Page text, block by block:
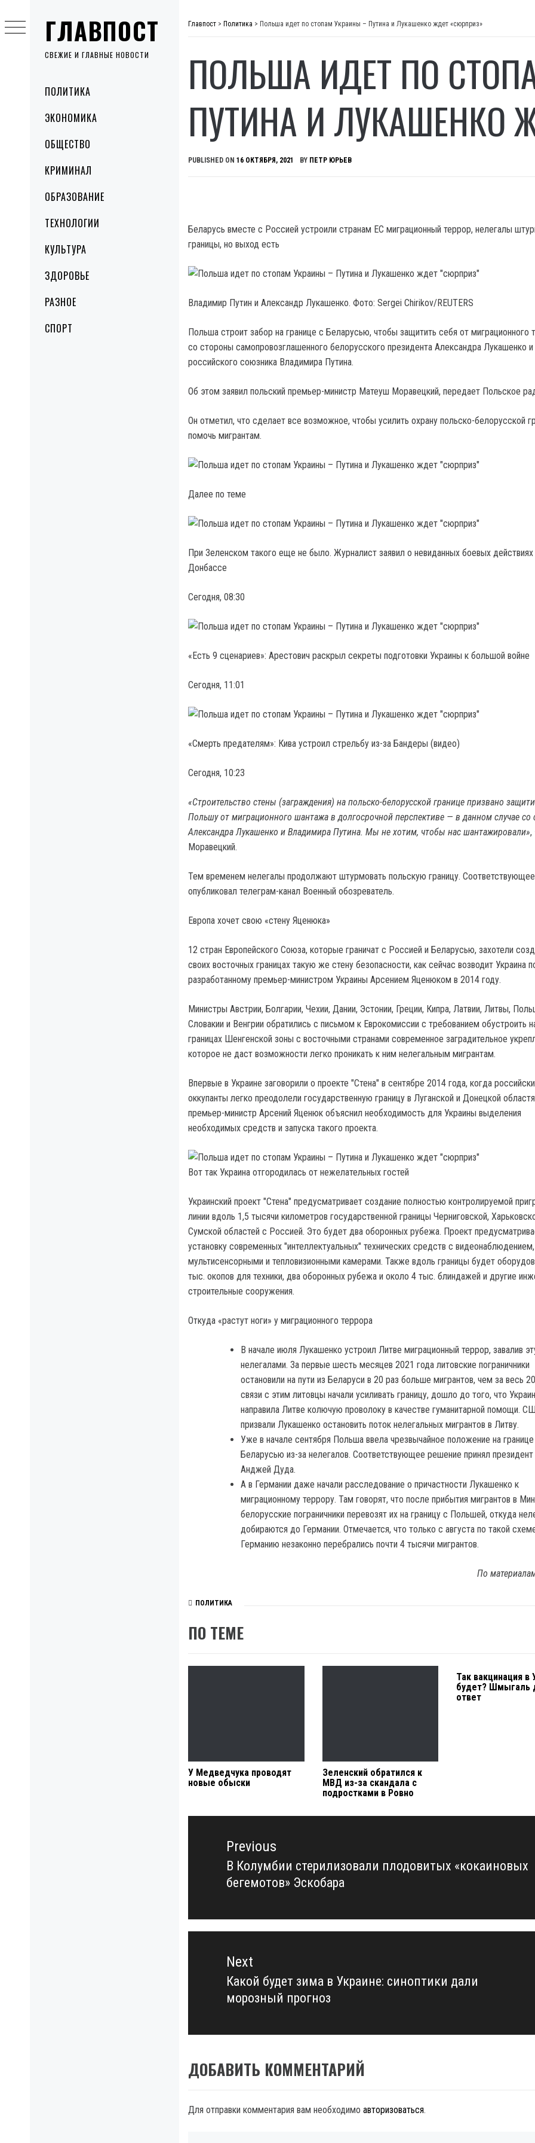
ГЛАВПОСТ
СВЕЖИЕ И ГЛАВНЫЕ НОВОСТИ
MenuПОЛИТИКА
ЭКОНОМИКА
ОБЩЕСТВО
КРИМИНАЛ
ОБРАЗОВАНИЕ
ТЕХНОЛОГИИ
КУЛЬТУРА
ЗДОРОВЬЕ
РАЗНОЕ
СПОРТ
to
content
Главпост > Политика > Польша идет по стопам Украины – Путина и Лукашенко ждет «сюрприз»
ПОЛЬША ИДЕТ ПО
ПУТИНА И ЛУКАШЕНКО
PUBLISHED ON 16 ОКТЯБРЯ, 2021 BY ПЕТР ЮРЬЕВ
Беларусь вместе с Россией устроили странам ЕС миграционный террор, нелегалы
границы, но выход есть
Владимир Путин и Александр Лукашенко. Фото: Sergei Chirikov/REUTERS
Польша строит забор на границе с Беларусью, чтобы защитить себя от миграционного
со стороны самопровозглашенного белорусского президента Александра Лукашенко и
российского союзника Владимира Путина.
Об этом заявил польский премьер-министр Матеуш Моравецкий, передает Польское
Он отметил, что сделает все возможное, чтобы усилить охрану польско-белорусской
помочь мигрантам.
Далее по теме
При Зеленском такого еще не было. Журналист заявил о невиданных боевых действиях
Донбассе
Сегодня, 08:30
«Есть 9 сценариев»: Арестович раскрыл секреты подготовки Украины к большой войне
Сегодня, 11:01
«Смерть предателям»: Кива устроил стрельбу из-за Бандеры (видео)
Сегодня, 10:23
«Строительство стены (заграждения) на польско-белорусской границе призвано
Польшу от миграционного шантажа в долгосрочной перспективе — в данном случае со
Александра Лукашенко и Владимира Путина. Мы не хотим, чтобы нас шантажировали»,
Моравецкий.
Тем временем нелегалы продолжают штурмовать польскую границу.
опубликовал телеграм-канал Военный обозреватель.
Европа хочет свою «стену Яценюка»
12 стран Европейского Союза, которые граничат с Россией и Беларусью, захотели
своих восточных границах такую же стену безопасности, как сейчас возводит Украина
разработанному премьер-министром Украины Арсением Яценюком в 2014 году.
Министры Австрии, Болгарии, Чехии, Дании, Эстонии, Греции, Кипра, Латвии, Литвы,
Словакии и Венгрии обратились с письмом к Еврокомиссии с требованием обустроить
границах Шенгенской зоны с восточными странами современное заградительное
которое не даст возможности легко проникать к ним нелегальным мигрантам.
Впервые в Украине заговорили о проекте "Стена" в сентябре 2014 года, когда
оккупанты легко преодолели государственную границу в Луганской и Донецкой
премьер-министр Арсений Яценюк объяснил необходимость для Украины выделения
необходимых средств и запуска такого проекта.
Вот так Украина отгородилась от нежелательных гостей
Украинский проект "Стена" предусматривает создание полностью контролируемой
линии вдоль 1,5 тысячи километров государственной границы Черниговской,
Сумской областей с Россией. Это будет два оборонных рубежа. Проект
установку современных "интеллектуальных" технических средств с видеонаблюдением,
мультисенсорными и тепловизионными камерами. Также вдоль границы будет
тыс. окопов для техники, два оборонных рубежа и около 4 тыс. блиндажей и другие
строительные сооружения.
Откуда «растут ноги» у миграционного террора
В начале июля Лукашенко устроил Литве миграционный террор, завалив
нелегалами. За первые шесть месяцев 2021 года литовские пограничники
остановили на пути из Беларуси в 20 раз больше мигрантов, чем за весь
связи с этим литовцы начали усиливать границу, дошло до того, что
направила Литве колючую проволоку в качестве гуманитарной помощи.
призвали Лукашенко остановить поток нелегальных мигрантов в Литву.
Уже в начале сентября Польша ввела чрезвычайное положение на
Беларусью из-за нелегалов. Соответствующее решение принял
Анджей Дуда.
А в Германии даже начали расследование о причастности Лукашенко к
миграционному террору. Там говорят, что после прибытия мигрантов в
белорусские пограничники перевозят их на границу с Польшей, откуда
добираются до Германии. Отмечается, что только с августа по такой
Германию незаконно перебрались почти 4 тысячи мигрантов.
По
ПОЛИТИКА
ПО ТЕМЕ
У Медведчука проводят
новые обыски
Зеленский обратился к
МВД из-за скандала с
подростками в Ровно
Так вакцинация в
будет? Шмыгаль
ответ
Навигация
записямPrevious
Previous
post:
В Колумбии стерилизовали плодовитых «кокаиновых
бегемотов» Эскобара
Next
Next
post:
Какой будет зима в Украине: синоптики дали
морозный прогноз
ДОБАВИТЬ КОММЕНТАРИЙ
Для отправки комментария вам необходимо авторизоваться.